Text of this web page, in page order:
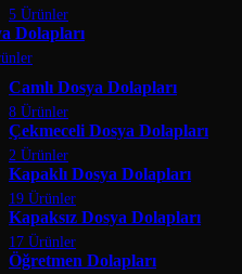
5 Ürünler
Dolapları
Camlı Dosya Dolapları
8 Ürünler
Çekmeceli Dosya Dolapları
2 Ürünler
Kapaklı Dosya Dolapları
19 Ürünler
Kapaksız Dosya Dolapları
17 Ürünler
Öğretmen Dolapları